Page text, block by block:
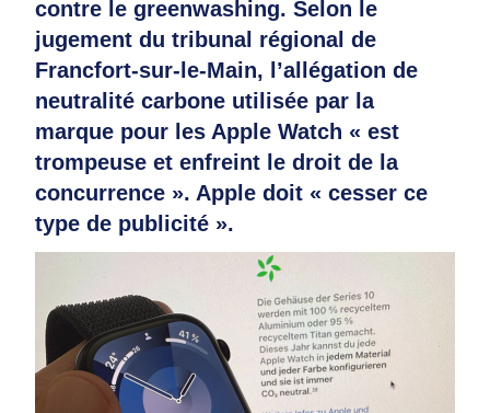
contre le greenwashing. Selon le
jugement du tribunal régional de
Francfort-sur-le-Main, l’allégation de
neutralité carbone utilisée par la
marque pour les Apple Watch « est
trompeuse et enfreint le droit de la
concurrence ». Apple doit « cesser ce
type de publicité ».